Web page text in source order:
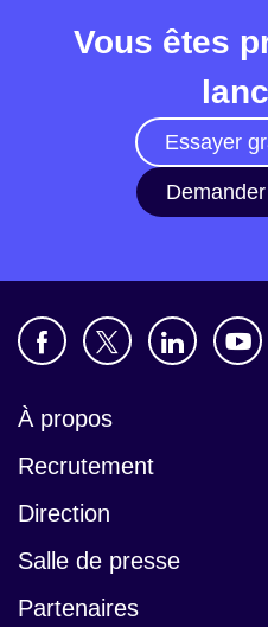
Vous êtes
Essayer
À propos
Recrutement
Direction
Salle de presse
Partenaires